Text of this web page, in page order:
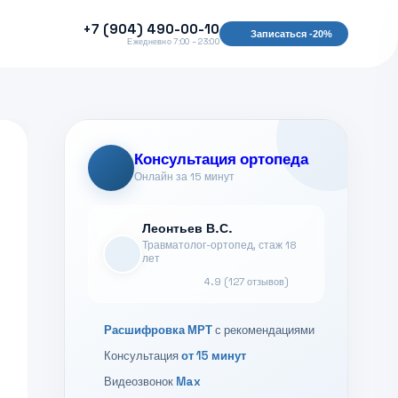
+7 (904) 490-00-10
Ежедневно 7:00 – 23:00
Записаться -20%
Консультация ортопеда
Онлайн за 15 минут
Леонтьев В.С.
Травматолог-ортопед, стаж 18
лет
4.9 (127 отзывов)
Расшифровка МРТс рекомендациями
Консультацияот 15 минут
Видеозвонок Max